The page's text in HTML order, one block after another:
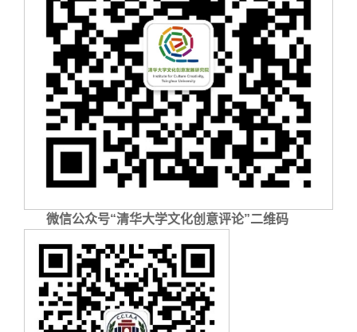
微信公众号“清华大学文化创意评论”二维码